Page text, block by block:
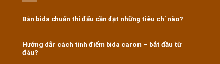
Bàn bida chuẩn thi đấu cần đạt những tiêu chí nào?
Hướng dẫn cách tính điểm bida carom – bắt đầu từ
đâu?